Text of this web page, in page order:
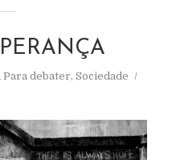
Para debater, Sociedade